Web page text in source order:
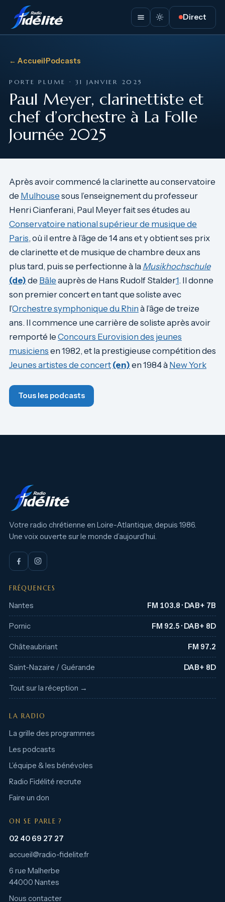
Direct
← Accueil·Podcasts
PORTE PLUME · 31 JANVIER 2025
Paul Meyer, clarinettiste et
chef d’orchestre à La Folle
Journée 2025
Après avoir commencé la clarinette au conservatoire
de Mulhouse sous l’enseignement du professeur
Henri Cianferani, Paul Meyer fait ses études au
Conservatoire national supérieur de musique de
Paris, où il entre à l’âge de 14 ans et y obtient ses prix
de clarinette et de musique de chambre deux ans
plus tard, puis se perfectionne à la Musikhochschule
(de) de Bâle auprès de Hans Rudolf Stalder1. Il donne
son premier concert en tant que soliste avec
l’Orchestre symphonique du Rhin à l’âge de treize
ans. Il commence une carrière de soliste après avoir
remporté le Concours Eurovision des jeunes
musiciens en 1982, et la prestigieuse compétition des
Jeunes artistes de concert (en) en 1984 à New York
Tous les podcasts
Votre radio chrétienne en Loire-Atlantique, depuis 1986.
Une voix ouverte sur le monde d’aujourd’hui.
FRÉQUENCES
Nantes FM 103.8 · DAB+ 7B
Pornic FM 92.5 · DAB+ 8D
Châteaubriant FM 97.2
Saint-Nazaire / Guérande DAB+ 8D
Tout sur la réception →
LA RADIO
La grille des programmes
Les podcasts
L’équipe & les bénévoles
Radio Fidélité recrute
Faire un don
ON SE PARLE ?
02 40 69 27 27
accueil@radio-fidelite.fr
6 rue Malherbe
44000 Nantes
Nous contacter